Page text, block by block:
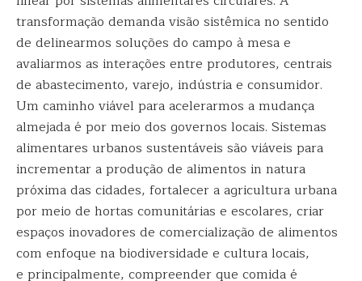
transformação demanda visão sistêmica no sentido
de delinearmos soluções do campo à mesa e
avaliarmos as interações entre produtores, centrais
de abastecimento, varejo, indústria e consumidor.
Um caminho viável para acelerarmos a mudança
almejada é por meio dos governos locais. Sistemas
alimentares urbanos sustentáveis são viáveis para
incrementar a produção de alimentos in natura
próxima das cidades, fortalecer a agricultura urbana
por meio de hortas comunitárias e escolares, criar
espaços inovadores de comercialização de alimentos
com enfoque na biodiversidade e cultura locais,
e principalmente, compreender que comida é